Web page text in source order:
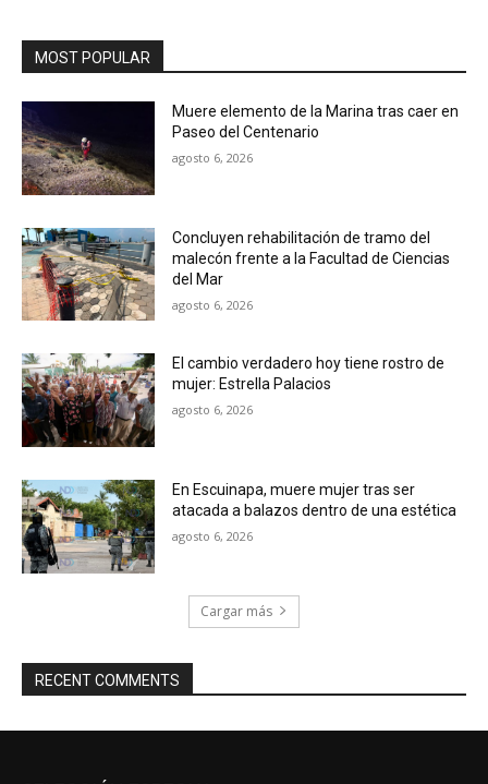
MOST POPULAR
Muere elemento de la Marina tras caer en
Paseo del Centenario
agosto 6, 2026
Concluyen rehabilitación de tramo del
malecón frente a la Facultad de Ciencias
del Mar
agosto 6, 2026
El cambio verdadero hoy tiene rostro de
mujer: Estrella Palacios
agosto 6, 2026
En Escuinapa, muere mujer tras ser
atacada a balazos dentro de una estética
agosto 6, 2026
Cargar más
RECENT COMMENTS